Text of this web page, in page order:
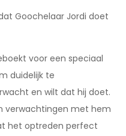
Goochelaar Jordi doet
voor een speciaal
duidelijk te
en wilt dat hij doet.
verwachtingen met hem
het optreden perfect